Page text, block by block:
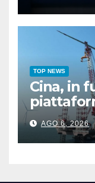
TOP NEWS
Cina, in
AGO 6, 2026